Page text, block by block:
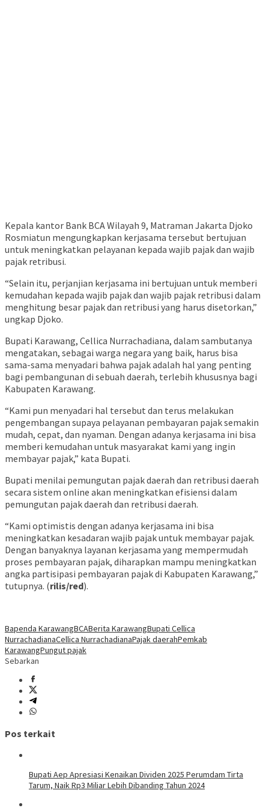
Kepala kantor Bank BCA Wilayah 9, Matraman Jakarta Djoko
Rosmiatun mengungkapkan kerjasama tersebut bertujuan
untuk meningkatkan pelayanan kepada wajib pajak dan wajib
pajak retribusi.
“Selain itu, perjanjian kerjasama ini bertujuan untuk memberi
kemudahan kepada wajib pajak dan wajib pajak retribusi dalam
menghitung besar pajak dan retribusi yang harus disetorkan,”
ungkap Djoko.
Bupati Karawang, Cellica Nurrachadiana, dalam sambutanya
mengatakan, sebagai warga negara yang baik, harus bisa
sama-sama menyadari bahwa pajak adalah hal yang penting
bagi pembangunan di sebuah daerah, terlebih khususnya bagi
Kabupaten Karawang.
“Kami pun menyadari hal tersebut dan terus melakukan
pengembangan supaya pelayanan pembayaran pajak semakin
mudah, cepat, dan nyaman. Dengan adanya kerjasama ini bisa
memberi kemudahan untuk masyarakat kami yang ingin
membayar pajak,” kata Bupati.
Bupati menilai pemungutan pajak daerah dan retribusi daerah
secara sistem online akan meningkatkan efisiensi dalam
pemungutan pajak daerah dan retribusi daerah.
“Kami optimistis dengan adanya kerjasama ini bisa
meningkatkan kesadaran wajib pajak untuk membayar pajak.
Dengan banyaknya layanan kerjasama yang mempermudah
proses pembayaran pajak, diharapkan mampu meningkatkan
angka partisipasi pembayaran pajak di Kabupaten Karawang,”
tutupnya. (rilis/red).
Bapenda KarawangBCABerita KarawangBupati Cellica
NurrachadianaCellica NurrachadianaPajak daerahPemkab
KarawangPungut pajak
Sebarkan
Pos terkait
Bupati Aep Apresiasi Kenaikan Dividen 2025 Perumdam Tirta
Tarum, Naik Rp3 Miliar Lebih Dibanding Tahun 2024